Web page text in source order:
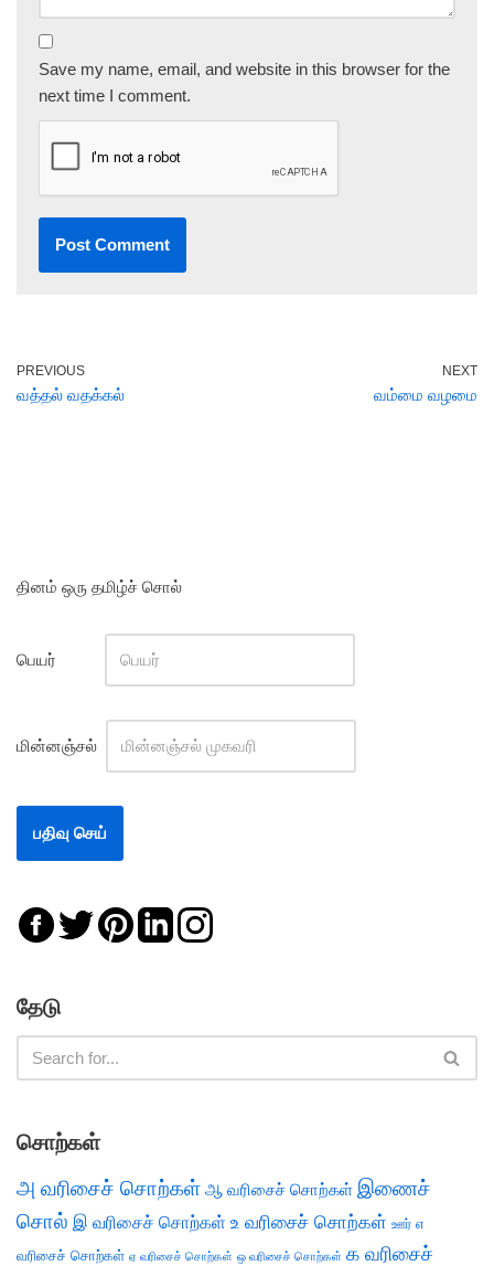
Save my name, email, and website in this browser for the
next time I comment.
PREVIOUS
வத்தல் வதக்கல்
NEXT
வம்மை வழமை
தினம் ஒரு தமிழ்ச் சொல்
பெயர்
மின்னஞ்சல்
தேடு
சொற்கள்
அ வரிசைச் சொற்கள் ஆ வரிசைச் சொற்கள் இணைச்
சொல் இ வரிசைச் சொற்கள் உ வரிசைச் சொற்கள் ஊர் எ
வரிசைச் சொற்கள் ஏ வரிசைச் சொற்கள் ஒ வரிசைச் சொற்கள் க வரிசைச்